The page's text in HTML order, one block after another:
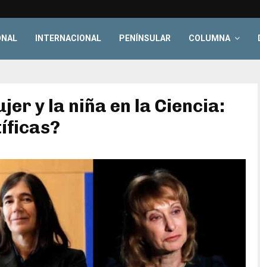
INTERNACIONAL PENÍNSULAR COLUMNA
y la niña en la Ciencia: